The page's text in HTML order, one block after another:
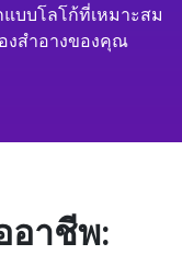
บบโลโก้ที่เหมาะสม
งสำอางของคุณ
อาชีพ: